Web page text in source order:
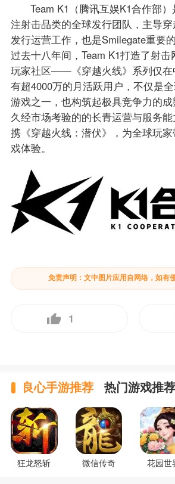
Team K1（腾讯互娱K1合作部
注射击品类的全球发行团队，主导
发行运营工作，也是Smilegate重要
过去十八年间，Team K1打造了射
玩家社区——《穿越火线》系列仅在
有超4000万的月活跃用户，不仅是
游戏之一，也构筑起极具竞争力的
久经市场考验的的长青运营与服务
携《穿越火线：潜伏》，为全球玩
戏体验。
免责声明：文中图片应用自网络，如有
1
良心手游推荐 热门游戏推荐
狂龙怒斩 微信传奇 花园世